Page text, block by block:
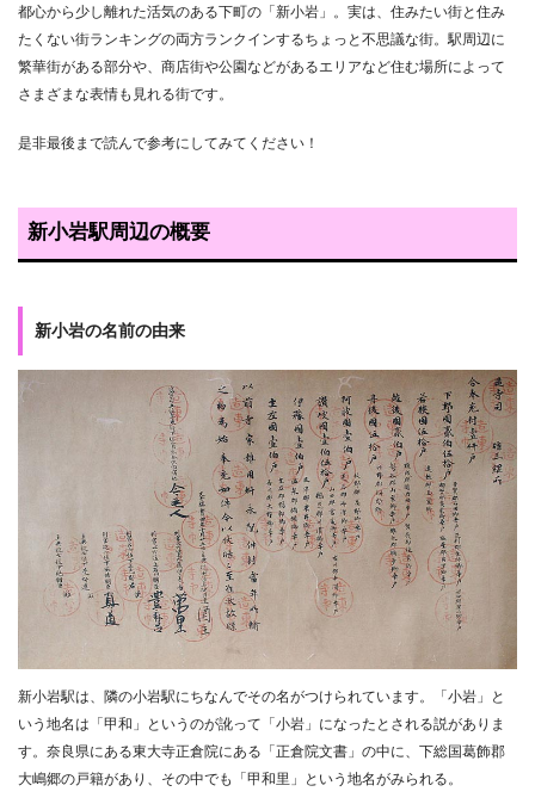
都心から少し離れた活気のある下町の「新小岩」。実は、住みたい街と住み
たくない街ランキングの両方ランクインするちょっと不思議な街。駅周辺に
繁華街がある部分や、商店街や公園などがあるエリアなど住む場所によって
さまざまな表情も見れる街です。
是非最後まで読んで参考にしてみてください！
新小岩駅周辺の概要
新小岩の名前の由来
新小岩駅は、隣の小岩駅にちなんでその名がつけられています。「小岩」と
いう地名は「甲和」というのが訛って「小岩」になったとされる説がありま
す。奈良県にある東大寺正倉院にある「正倉院文書」の中に、下総国葛飾郡
大嶋郷の戸籍があり、その中でも「甲和里」という地名がみられる。